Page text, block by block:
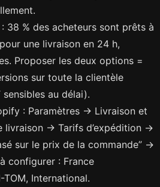
38 % des acheteurs sont prêts à
une livraison en 24 h,
Proposer les deux options =
sur toute la clientèle
au délai).
: Paramètres → Livraison et
livraison → Tarifs d’expédition →
sur le prix de la commande” →
configurer : France
International.